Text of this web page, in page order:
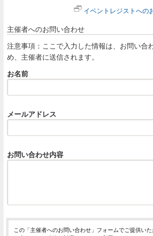
イベントレジストへの
主催者へのお問い合わせ
注意事項：ここで入力した情報は、お問い合
め、主催者に送信されます。
お名前
メールアドレス
お問い合わせ内容
この「主催者へのお問い合わせ」フォームでご提供い